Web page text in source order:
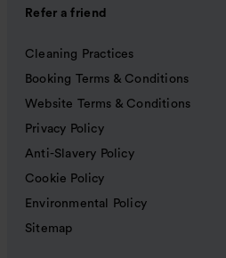
Refer a friend
Cleaning Practices
Booking Terms & Conditions
Website Terms & Conditions
Privacy Policy
Anti-Slavery Policy
Cookie Policy
Environmental Policy
Sitemap